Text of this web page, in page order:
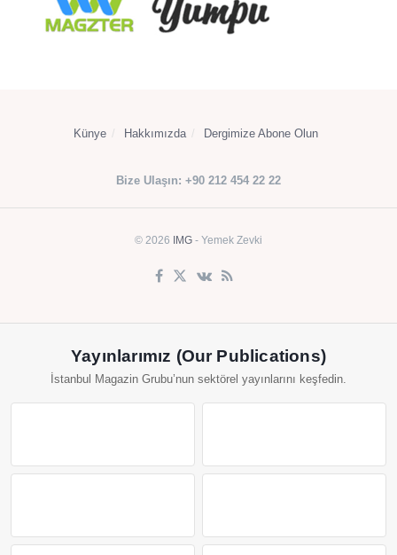
Künye Hakkımızda Dergimize Abone Olun
Bize Ulaşın: +90 212 454 22 22
© 2026 IMG - Yemek Zevki
Yayınlarımız (Our Publications)
İstanbul Magazin Grubu’nun sektörel yayınlarını keşfedin.